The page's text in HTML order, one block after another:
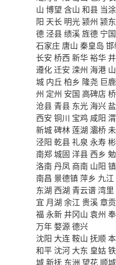
山 博望 含山 和县 当涂
阳 天长 明光颍州 颍东
德 泾县绩溪旌德 宁国
石家庄 唐山 秦皇岛 邯
长安 桥西 新华裕华
遵化迁安 滦州 海港
城 内丘 柏乡 隆尧 巨鹿
州 定州 安国 高碑店
沧县 青县 东光 海兴
西安 铜川 宝鸡 咸阳
新城碑林莲湖 灞桥
泾阳 乾县礼泉 永寿
南郑城固 洋县 西乡
洛南 丹凤 商南 山阳
南昌 景德镇萍乡 九江
东湖 西湖 青云谱湾里
宜 月湖 余江 贵溪章贡
福 永新 井冈山 袁州
万年婺源德兴
沈阳 大连鞍山 抚顺
和平 沈河 大东 皇姑
城新抚 东洲 望花 顺城